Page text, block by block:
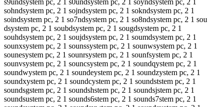
s9undsystem pc, 2 1 s0undsystem pc, 2 1 soyndsystem pc, 2 1
sohndsystem pc, 2 1 sojndsystem pc, 2 1 sokndsystem pc, 2 1
soindsystem pc, 2 1 so7ndsystem pc, 2 1 so8ndsystem pc, 2 1 sou
dsystem pc, 2 1 soubdsystem pc, 2 1 sougdsystem pc, 2 1
souhdsystem pc, 2 1 soujdsystem pc, 2 1 soumdsystem pc, 2 1
sounxsystem pc, 2 1 sounssystem pc, 2 1 sounwsystem pc, 2 1
sounesystem pc, 2 1 sounrsystem pc, 2 1 sounfsystem pc, 2 1
sounvsystem pc, 2 1 souncsystem pc, 2 1 soundqystem pc, 2 1
soundwystem pc, 2 1 soundeystem pc, 2 1 soundzystem pc, 2 1
soundxystem pc, 2 1 soundcystem pc, 2 1 soundststem pc, 2 1
soundsgstem pc, 2 1 soundshstem pc, 2 1 soundsjstem pc, 2 1
soundsustem pc, 2 1 sounds6stem pc, 2 1 sounds7stem pc, 2 1